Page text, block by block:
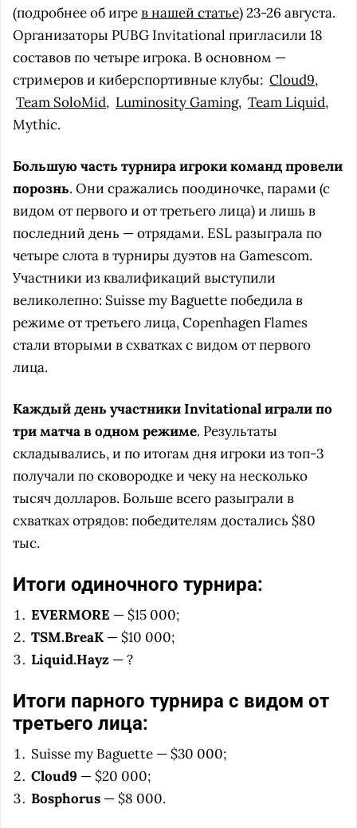
(подробнее об игрев нашей статье) 23-26 августа.
Организаторы PUBG Invitational пригласили 18
составов по четыре игрока. В основном —
стримеров и киберспортивные клубы: Cloud9,
Team SoloMid, Luminosity Gaming, Team Liquid,
Mythic.
Большую часть турнира игроки команд провели
порознь. Они сражались поодиночке, парами (с
видом от первого и от третьего лица) и лишь в
последний день — отрядами. ESL разыграла по
четыре слота в турниры дуэтов на Gamescom.
Участники из квалификаций выступили
великолепно: Suisse my Baguette победила в
режиме от третьего лица, Copenhagen Flames
стали вторыми в схватках с видом от первого
лица.
Каждый день участники Invitational играли по
три матча в одном режиме. Результаты
складывались, и по итогам дня игроки из топ-3
получали по сковородке и чеку на несколько
тысяч долларов. Больше всего разыграли в
схватках отрядов: победителям достались $80
тыс.
Итоги одиночного турнира:
EVERMORE — $15 000;
TSM.BreaK— $10 000;
Liquid.Hayz — ?
Итоги парного турнира с видом от
третьего лица:
Suisse my Baguette — $30 000;
Cloud9 — $20 000;
Bosphorus — $8 000.